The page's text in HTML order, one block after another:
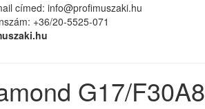
címed: info@profimuszaki.hu
+36/20-5525-071
G17/